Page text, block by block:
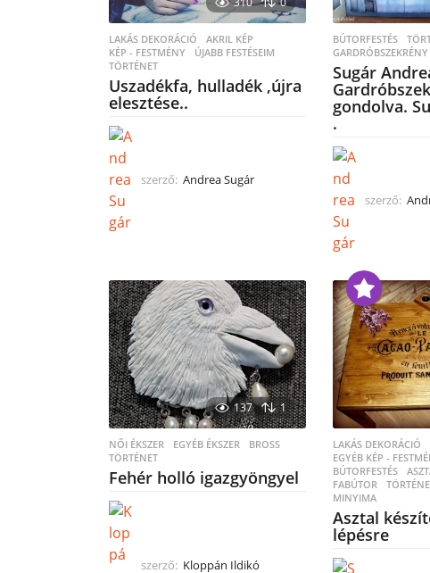
LAKÁS DEKORÁCIÓ ,AKRIL KÉP
KÉP - FESTMÉNY
ÚJABB FESTÉSEIM
TÖRTÉNET
Uszadékfa, hulladék ,újra
elesztése..
szerző: Andrea Sugár
BÚTORFESTÉS
GARDRÓBSZEKRÉNY
Sugár
gondolva.
.
szerző:
137 1
NŐI ÉKSZER ,EGYÉB ÉKSZER BROSS
TÖRTÉNET
Fehér holló igazgyöngyel
szerző: Kloppán Ildikó
LAKÁS DEKORÁCIÓ
EGYÉB KÉP -
BÚTORFESTÉS
FABÚTOR
,
MINYIMA
Asztal
lépésre